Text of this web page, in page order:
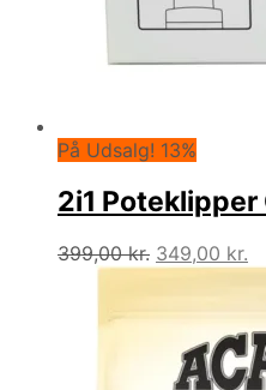
På Udsalg! 13%
2i1
399,00kr. Den
oprindelige
var:
399,00 kr..
349,00 kr.